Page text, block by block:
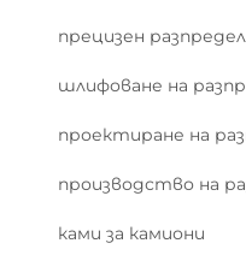
прецизен
шлифоване на
проектиране на
производство на
ками за камиони